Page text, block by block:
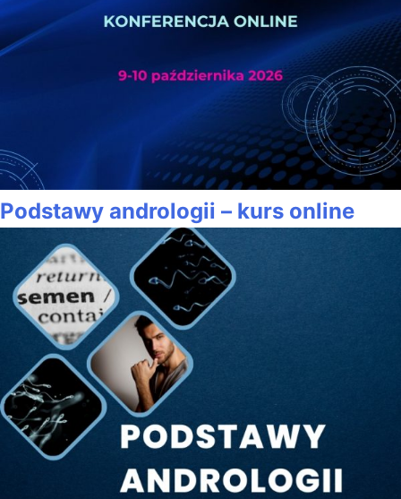
Podstawy andrologii – kurs online